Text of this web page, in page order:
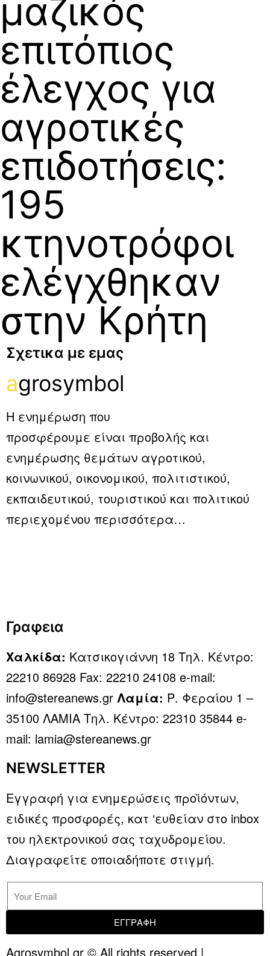
μαζικός
επιτόπιος
έλεγχος για
αγροτικές
επιδοτήσεις:
195
κτηνοτρόφοι
ελέγχθηκαν
στην Κρήτη
Σχετικα με εμας
agrosymbol
Η ενημέρωση που
προσφέρουμε είναι προβολής και
ενημέρωσης θεμάτων αγροτικού,
κοινωνικού, οικονομικού, πολιτιστικού,
εκπαιδευτικού, τουριστικού και πολιτικού
περιεχομένου περισσότερα…
Γραφεια
Χαλκίδα: Κατσικογιάννη 18 Τηλ. Κέντρο:
22210 86928 Fax: 22210 24108 e-mail:
info@stereanews.gr Λαμία: Ρ. Φεραίου 1 –
35100 ΛΑΜΙΑ Τηλ. Κέντρο: 22310 35844 e-
mail: lamia@stereanews.gr
NEWSLETTER
Εγγραφή για ενημερώσεις προϊόντων,
ειδικές προσφορές, κατ ‘ευθείαν στο inbox
του ηλεκτρονικού σας ταχυδρομείου.
Διαγραφείτε οποιαδήποτε στιγμή.
ΕΓΓΡΑΦΗ
Agrosymbol.gr © All rights reserved |